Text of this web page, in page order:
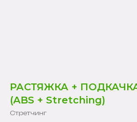
РАСТЯЖКА +
(ABS + Stretching)
Стретчинг